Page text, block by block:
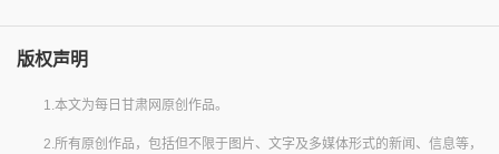
版权声明
1.本文为每日甘肃网原创作品。
2.所有原创作品，包括但不限于图片、文字及多媒体形式的新闻、信息等，